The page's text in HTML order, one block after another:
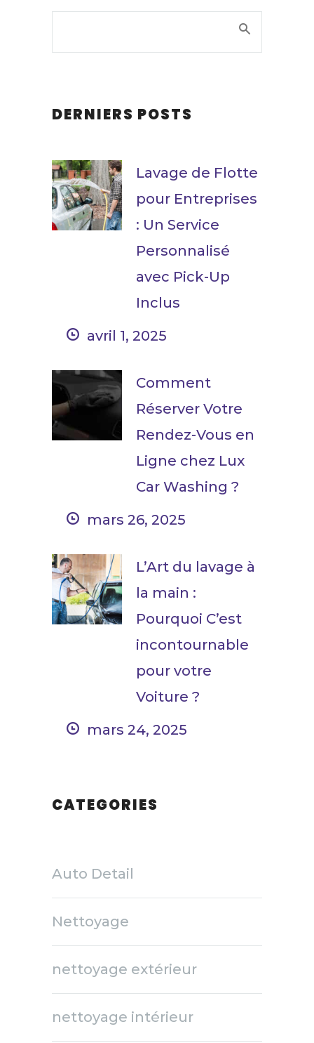
DERNIERS POSTS
Lavage de Flotte
pour Entreprises
: Un Service
Personnalisé
avec Pick-Up
Inclus
avril 1, 2025
Comment
Réserver Votre
Rendez-Vous en
Ligne chez Lux
Car Washing ?
mars 26, 2025
L’Art du lavage à
la main :
Pourquoi C’est
incontournable
pour votre
Voiture ?
mars 24, 2025
CATEGORIES
Auto Detail
Nettoyage
nettoyage extérieur
nettoyage intérieur